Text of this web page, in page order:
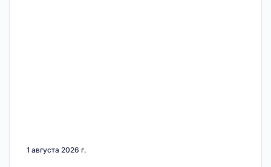
1 августа 2026 г.